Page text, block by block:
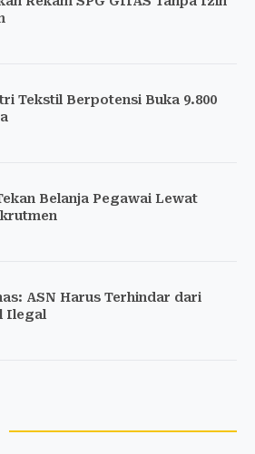
Tekstil Berpotensi Buka 9.800
Belanja Pegawai Lewat
ASN Harus Terhindar dari
Ilegal